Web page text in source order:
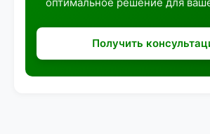
Получить